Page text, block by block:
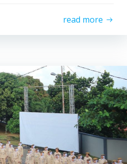
read more